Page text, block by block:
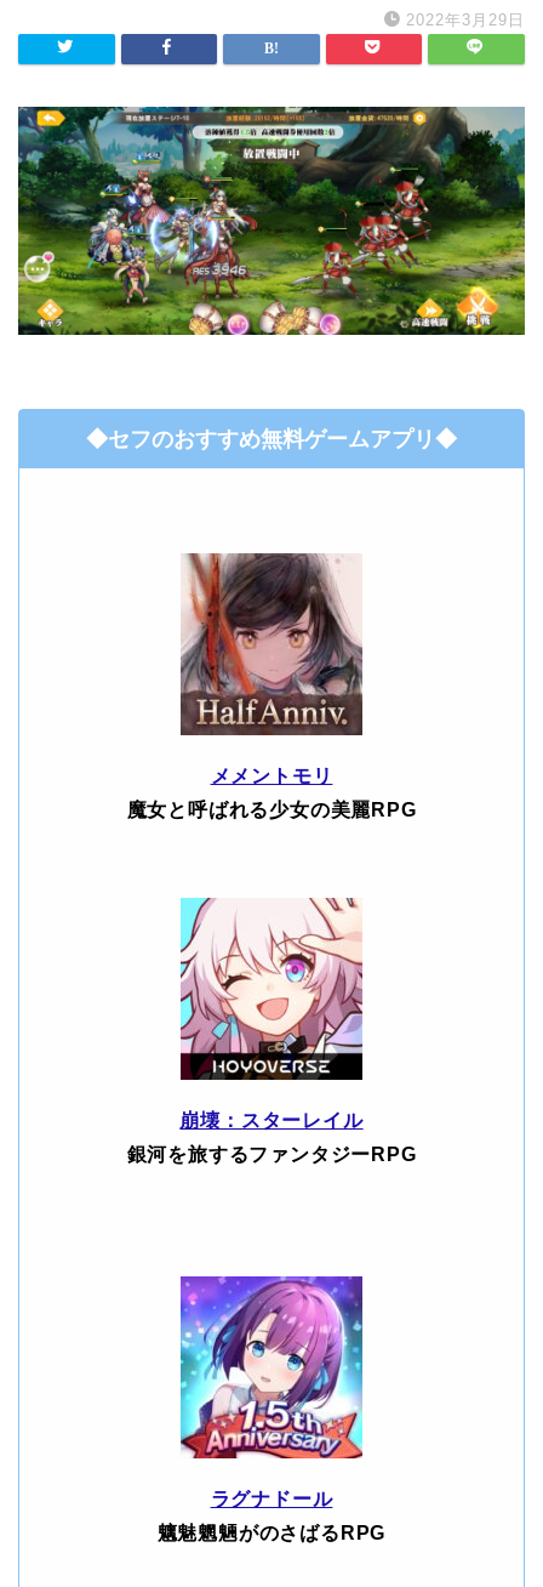
2022年3月29日
◆セフのおすすめ無料ゲームアプリ◆
メメントモリ
魔女と呼ばれる少女の美麗RPG
崩壊：スターレイル
銀河を旅するファンタジーRPG
ラグナドール
魑魅魍魎がのさばるRPG